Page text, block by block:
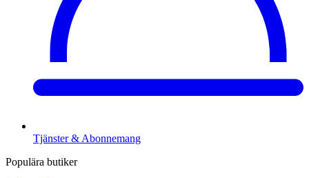
Tjänster & Abonnemang
Populära butiker